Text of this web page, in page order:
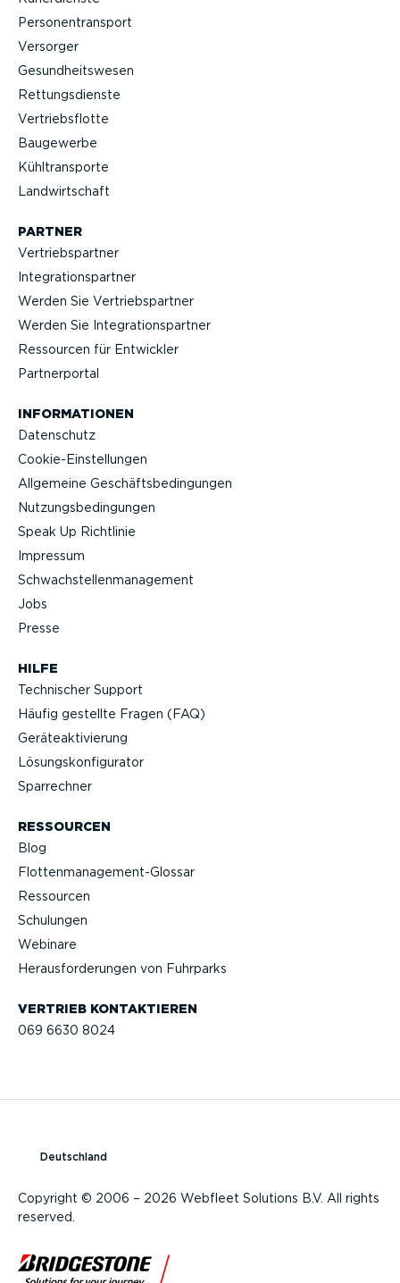
Perso­nen­transport
Versorger
Gesund­heits­wesen
Rettungs­dienste
Vertriebs­flotte
Baugewerbe
Kühltrans­porte
Landwirt­schaft
VERTRIEB KONTAK­TIEREN
069 6630 8024
HILFE
Technischer Support
Häufig gestellte Fragen (FAQ)
Geräteak­ti­vierung
Lösungs­kon­fi­gu­rator
Sparrechner
RESSOURCEN
Blog
Flotten­management-Glossar
Ressourcen
Schulungen
Webinare
Heraus­for­de­rungen von Fuhrparks
PARTNER
Vertriebs­partner
Integra­ti­ons­partner
Werden Sie Vertriebs­partner
Werden Sie Integra­ti­ons­partner
Ressourcen für Entwickler
Partner­portal
INFOR­MA­TIONEN
Datenschutz
Cookie-Ein­stel­lungen
Allgemeine Geschäfts­be­din­gungen
Nutzungs­be­din­gungen
Speak Up Richtlinie
Impressum
Schwach­stel­len­ma­nagement
Jobs
Presse
Copyright © 2006 – 2026 Webfleet Solutions B.V. All rights
reserved.
Deutschland